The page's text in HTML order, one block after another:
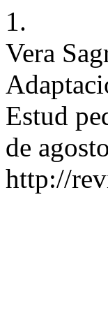
1.
Vera
Estud
de
http://